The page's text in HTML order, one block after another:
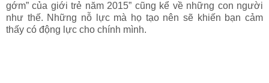
gớm” của giới trẻ năm 2015” cũng kể về những con người
như thế. Những nỗ lực mà họ tạo nên sẽ khiến bạn cảm
thấy có động lực cho chính mình.